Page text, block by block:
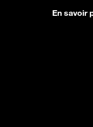
En savoir